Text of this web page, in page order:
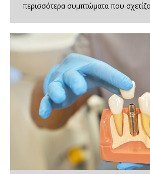
περισσότερα συμπτώματα που